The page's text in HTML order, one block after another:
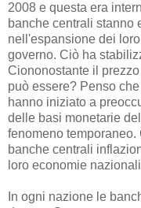
2008 e questa era
banche centrali stanno
nell'espansione dei
governo. Ciò ha
Ciononostante il
può essere? Penso
hanno iniziato a
delle basi monetarie
fenomeno
banche centrali
loro economie
In ogni nazione le